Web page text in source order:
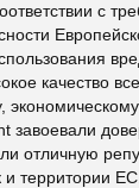
с
качество
завоевали
отличную
территории ЕС.